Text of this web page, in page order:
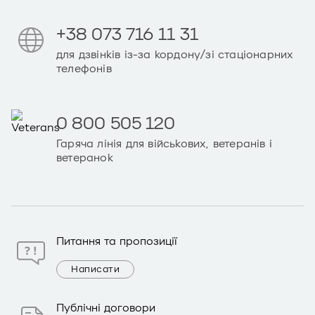
+38 073 716 11 31
для дзвінків із-за кордону/зі стаціонарних
телефонів
0 800 505 120
Гаряча лінія для військових, ветеранів і
ветеранок
Питання та пропозиції
Написати
Публічні договори